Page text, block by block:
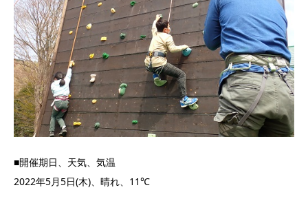
■開催期日、天気、気温
2022年5月5日(木)、晴れ、11℃